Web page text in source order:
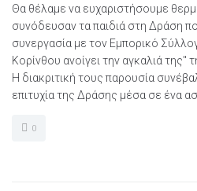
Θα θέλαμε να ευχαριστήσουμε
συνόδευσαν τα παιδιά στη Δράση
συνεργασία με τον Εμπορικό
Κορίνθου ανοίγει την αγκαλιά της"
Η διακριτική τους παρουσία
επιτυχία της Δράσης μέσα σε ένα
0